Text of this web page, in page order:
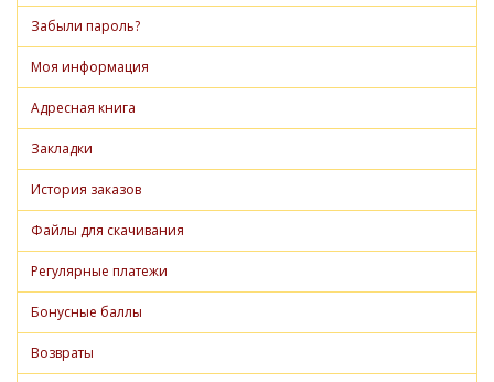
Забыли пароль?
Моя информация
Адресная книга
Закладки
История заказов
Файлы для скачивания
Регулярные платежи
Бонусные баллы
Возвраты